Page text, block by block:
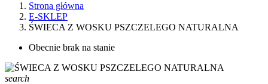
Strona główna
E-SKLEP
ŚWIECA Z WOSKU PSZCZELEGO NATURALNA
Obecnie brak na stanie
search